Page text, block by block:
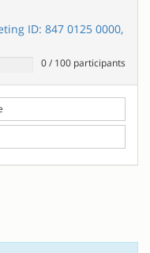
ID: 847 0125 0000,
0/ 100 participants